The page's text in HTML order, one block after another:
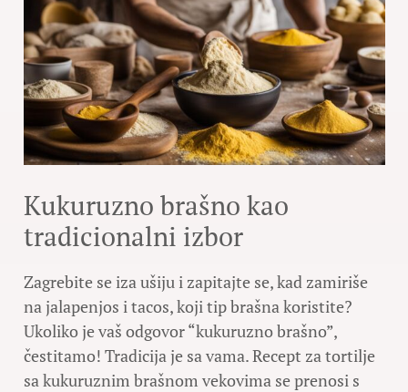
Kukuruzno brašno kao
tradicionalni izbor
Zagrebite se iza ušiju i zapitajte se, kad zamiriše
na jalapenjos i tacos, koji tip brašna koristite?
Ukoliko je vaš odgovor “kukuruzno brašno”,
čestitamo! Tradicija je sa vama. Recept za tortilje
sa kukuruznim brašnom vekovima se prenosi s